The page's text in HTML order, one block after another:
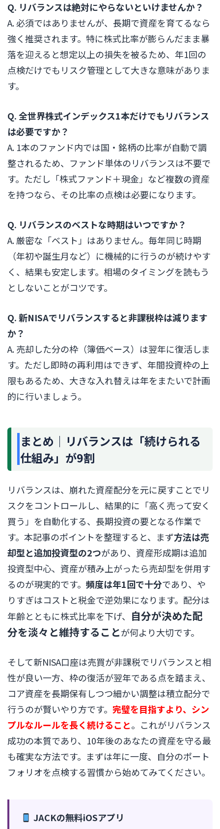
Q. リバランスは絶対にやらないといけませんか？
A. 必須ではありませんが、長期で資産を育てるなら
強く推奨されます。特に株式比率が膨らんだまま暴
落を迎えると想定以上の損失を被るため、年1回の
点検だけでもリスク管理として大きな意味がありま
す。
Q. 全世界株式インデックス1本だけでもリバランス
は必要ですか？
A. 1本のファンド内では国・銘柄の比率が自動で調
整されるため、ファンド単体のリバランスは不要で
す。ただし「株式ファンド＋現金」など複数の資産
を持つなら、その比率の点検は必要になります。
Q. リバランスのベストな時期はいつですか？
A. 厳密な「ベスト」はありません。毎年同じ時期
（年初や誕生月など）に機械的に行うのが続けやす
く、結果も安定します。相場のタイミングを読もう
としないことがコツです。
Q. 新NISAでリバランスすると非課税枠は減ります
か？
A. 売却した分の枠（簿価ベース）は翌年に復活しま
す。ただし即時の再利用はできず、年間投資枠の上
限もあるため、大きな入れ替えは年をまたいで計画
的に行いましょう。
まとめ｜リバランスは「続けられる
仕組み」が9割
リバランスは、崩れた資産配分を元に戻すことでリ
スクをコントロールし、結果的に「高く売って安く
買う」を自動化する、長期投資の要となる作業で
す。本記事のポイントを整理すると、まず方法は売
却型と追加投資型の2つがあり、資産形成期は追加
投資型中心、資産が積み上がったら売却型を併用す
るのが現実的です。 頻度は年1回で十分であり、や
りすぎはコストと税金で逆効果になります。配分は
年齢とともに株式比率を下げ、
自分が決めた配
分を淡々と維持することが何より大切です。
そして新NISA口座は売買が非課税でリバランスと相
性が良い一方、枠の復活が翌年である点を踏まえ、
コア資産を長期保有しつつ細かい調整は積立配分で
行うのが賢いやり方です。 完璧を目指すより、シン
プルなルールを長く続けること。これがリバランス
成功の本質であり、10年後のあなたの資産を守る最
も確実な方法です。まずは年に一度、自分のポート
フォリオを点検する習慣から始めてみてください。
JACKの無料iOSアプリ